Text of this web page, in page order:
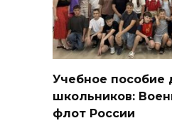
Учебное пособие
школьников:
флот России